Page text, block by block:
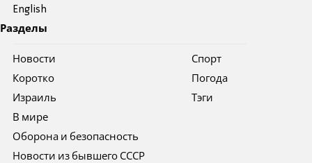
English
Разделы
Новости
Коротко
Израиль
В мире
Оборона и безопасность
Новости из бывшего СССР
Спорт
Погода
Тэги